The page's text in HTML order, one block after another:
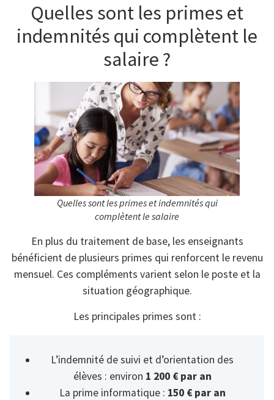
Quelles sont les primes et
indemnités qui complètent le
salaire ?
Quelles sont les primes et indemnités qui
complètent le salaire
En plus du traitement de base, les enseignants
bénéficient de plusieurs primes qui renforcent le revenu
mensuel. Ces compléments varient selon le poste et la
situation géographique.
Les principales primes sont :
L’indemnité de suivi et d’orientation des
élèves : environ 1 200 € par an
La prime informatique : 150 € par an